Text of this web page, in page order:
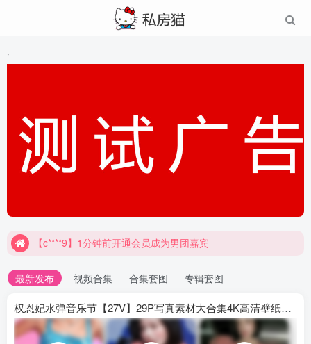
`
【c****9】1分钟前开通会员成为男团嘉宾
最新发布 视频合集 合集套图 专辑套图
权恩妃水弹音乐节【27V】29P写真素材大合集4K高清壁纸照片素材